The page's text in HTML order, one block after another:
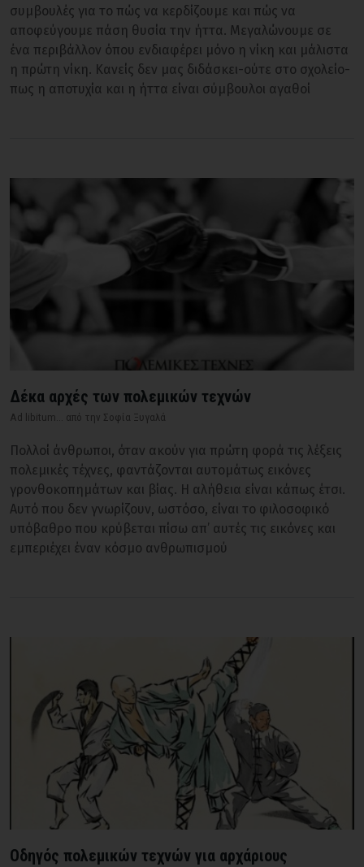
συμβουλές για το πώς να κερδίζουμε και πώς να
αποφεύγουμε πάση θυσία την ήττα. Μεγαλώνουμε σε
ένα περιβάλλον όπου ενδιαφέρει μόνο η νίκη και μάλιστα
η πρώτη νίκη. Κανείς δεν μας διδάσκει-ούτε στο σχολείο-
πως η αποτυχία και η ήττα είναι σύμβουλοι αγαθοί
Δέκα αρχές των πολεμικών τεχνών
Ad libitum... από την Σοφία Ξυγαλά
Πολλοί άνθρωποι, όταν ακούν για πρώτη φορά τις λέξεις
πολεμικές τέχνες, φαντάζονται αυτομάτως εικόνες
γρονθοκοπημάτων και βίας. Η αλήθεια είναι κάπως έτσι.
Αυτό που δεν γνωρίζουν, ωστόσο, είναι το φιλοσοφικό
υπόβαθρο που κρύβεται πίσω απ’ αυτές τις εικόνες και
εμπεριέχει έναν κόσμο ανθρωπισμού
Οδηγός πολεμικών τεχνών για αρχάριους